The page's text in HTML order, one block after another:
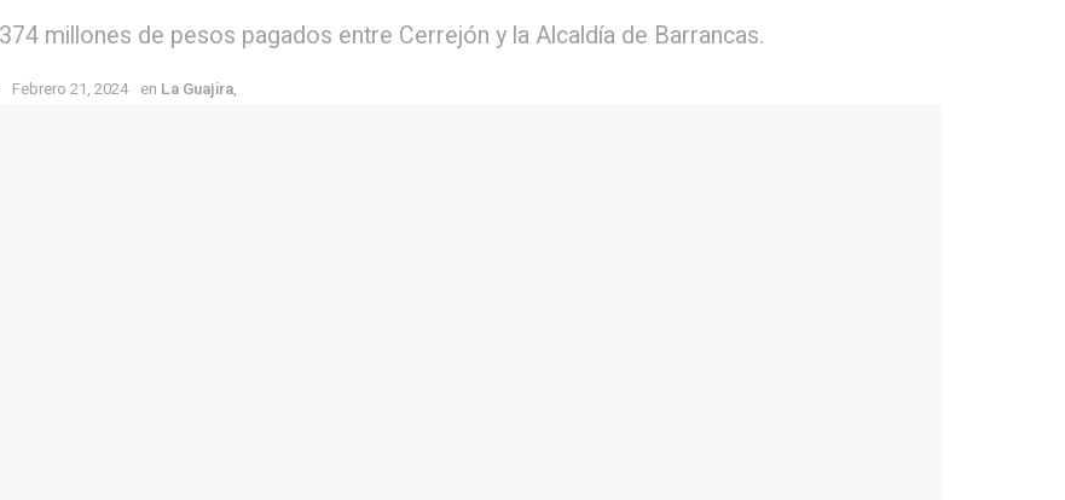
millones de pesos pagados entre Cerrejón y la Alcaldía de Barrancas.
Febrero 21, 2024 en La Guajira,